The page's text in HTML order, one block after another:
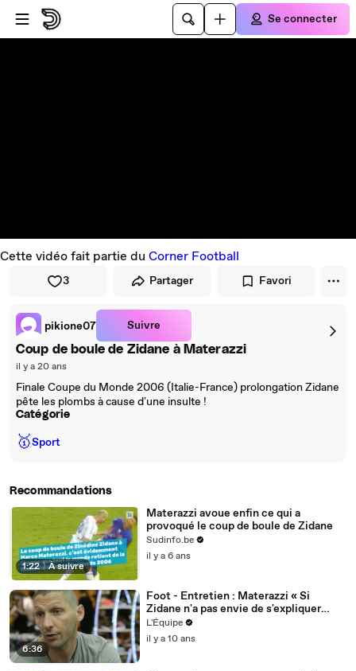
Passer au player
Passer au contenu principal
Se connecter
Cette vidéo fait partie du Corner Football
3 Partager Favori
pikione07 Suivre
Coup de boule de Zidane à Materazzi
il y a 20 ans
Finale Coupe du Monde 2006 (Italie-France) prolongation Zidane
pête les plombs à cause d'une insulte !
Catégorie
🥇Sport
Recommandations
1:22 | À suivre
Materazzi avoue enfin ce qui a
provoqué le coup de boule de Zidane
Sudinfo.be
il y a 6 ans
6:36
Foot - Entretien : Materazzi « Si
Zidane n'a pas envie de s'expliquer
avec moi, je respecte ça »
L'Équipe
il y a 10 ans